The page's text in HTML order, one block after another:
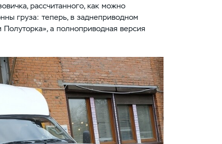
рассчитанного, как можно
груза: теперь, в заднеприводном
а полноприводная версия